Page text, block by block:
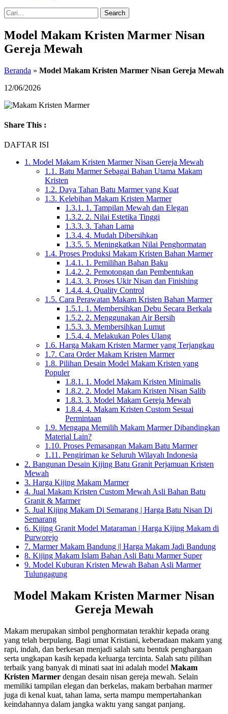
Search
Model Makam Kristen Marmer Nisan
Gereja Mewah
Beranda » Model Makam Kristen Marmer Nisan Gereja Mewah
12/06/2026
Share This :
DAFTAR ISI
1. Model Makam Kristen Marmer Nisan Gereja Mewah
1.1. Batu Marmer Sebagai Bahan Utama Makam
Kristen
1.2. Daya Tahan Batu Marmer yang Kuat
1.3. Kelebihan Makam Kristen Marmer
1.3.1. 1. Tampilan Mewah dan Elegan
1.3.2. 2. Nilai Estetika Tinggi
1.3.3. 3. Tahan Lama
1.3.4. 4. Mudah Dibersihkan
1.3.5. 5. Meningkatkan Nilai Penghormatan
1.4. Proses Produksi Makam Kristen Bahan Marmer
1.4.1. 1. Pemilihan Bahan Baku
1.4.2. 2. Pemotongan dan Pembentukan
1.4.3. 3. Proses Ukir Nisan dan Finishing
1.4.4. 4. Quality Control
1.5. Cara Perawatan Makam Kristen Bahan Marmer
1.5.1. 1. Membersihkan Debu Secara Berkala
1.5.2. 2. Menggunakan Air Bersih
1.5.3. 3. Membersihkan Lumut
1.5.4. 4. Melakukan Poles Ulang
1.6. Harga Makam Kristen Marmer yang Terjangkau
1.7. Cara Order Makam Kristen Marmer
1.8. Pilihan Desain Model Makam Kristen yang
Populer
1.8.1. 1. Model Makam Kristen Minimalis
1.8.2. 2. Model Makam Kristen Nisan Salib
1.8.3. 3. Model Makam Gereja Mewah
1.8.4. 4. Makam Kristen Custom Sesuai
Permintaan
1.9. Mengapa Memilih Makam Marmer Dibandingkan
Material Lain?
1.10. Proses Pemasangan Makam Batu Marmer
1.11. Pengiriman ke Seluruh Wilayah Indonesia
2. Bangunan Desain Kijing Batu Granit Perjamuan Kristen
Mewah
3. Harga Kijing Makam Marmer
4. Jual Makam Kristen Custom Mewah Asli Bahan Batu
Granit & Marmer
5. Jual Kijing Makam Di Semarang | Harga Batu Nisan Di
Semarang
6. Kijing Granit Model Mataraman | Harga Kijing Makam di
Purworejo
7. Marmer Makam Bandung || Harga Makam Jadi Bandung
8. Kijing Makam Islam Bahan Asli Batu Marmer Super
9. Model Kuburan Kristen Mewah Bahan Asli Marmer
Tulungagung
Model Makam Kristen Marmer Nisan
Gereja Mewah
Makam merupakan simbol penghormatan terakhir kepada orang
yang telah berpulang. Bagi umat Kristiani, keberadaan makam yang
rapi, indah, dan berkesan menjadi salah satu bentuk penghargaan
serta ungkapan kasih kepada keluarga tercinta. Salah satu pilihan
terbaik yang banyak di minati saat ini adalah model Makam
Kristen Marmer dengan desain nisan gereja mewah. Selain
memiliki tampilan elegan dan berkelas, makam berbahan marmer
juga di kenal kuat, tahan lama, serta mampu mempertahankan
keindahannya dalam jangka waktu yang sangat panjang.